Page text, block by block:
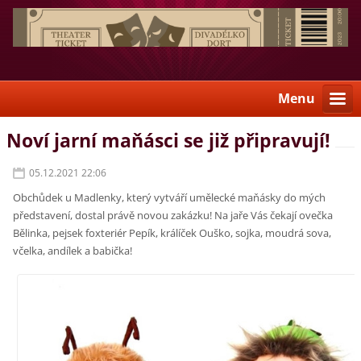
Menu
Noví jarní maňásci se již připravují!
05.12.2021 22:06
Obchůdek u Madlenky, který vytváří umělecké maňásky do mých
představení, dostal právě novou zakázku! Na jaře Vás čekají ovečka
Bělinka, pejsek foxteriér Pepík, králíček Ouško, sojka, moudrá sova,
včelka, andílek a babička!